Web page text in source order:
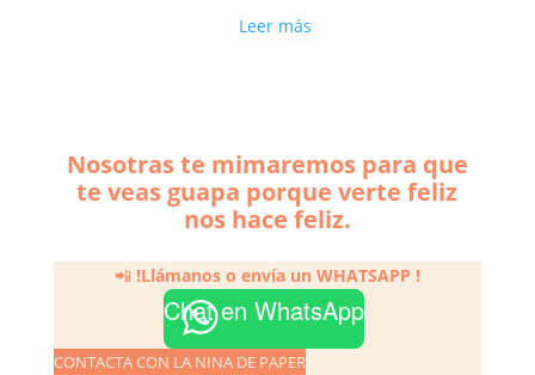
Leer más
Nosotras te mimaremos para que
te veas guapa porque verte feliz
nos hace feliz.
📲 !Llámanos o envía un WHATSAPP !
Chat en WhatsApp
CONTACTA CON LA NINA DE PAPER